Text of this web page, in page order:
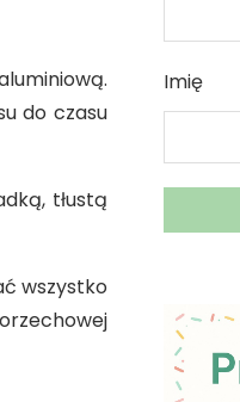
do czasu
tłustą
wszystko
Imię